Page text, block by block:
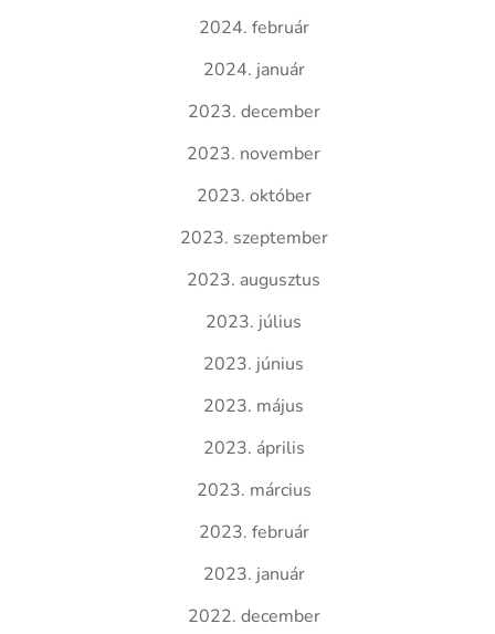
2024. február
2024. január
2023. december
2023. november
2023. október
2023. szeptember
2023. augusztus
2023. július
2023. június
2023. május
2023. április
2023. március
2023. február
2023. január
2022. december